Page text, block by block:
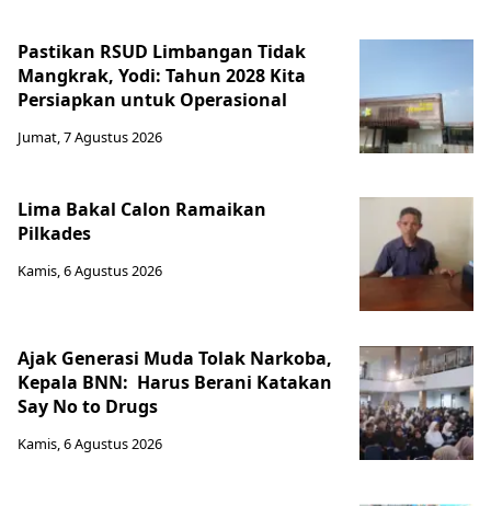
Pastikan RSUD Limbangan Tidak
Mangkrak, Yodi: Tahun 2028 Kita
Persiapkan untuk Operasional
Jumat, 7 Agustus 2026
Lima Bakal Calon Ramaikan
Pilkades
Kamis, 6 Agustus 2026
Ajak Generasi Muda Tolak Narkoba,
Kepala BNN: Harus Berani Katakan
Say No to Drugs
Kamis, 6 Agustus 2026